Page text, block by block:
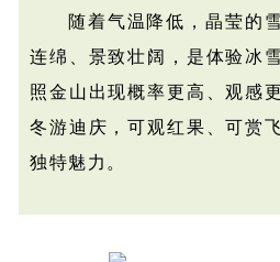
随着气温降低， 晶莹的
连绵、景致壮阔，是体验冰
照金山出现概率更高、观感
冬游迪庆，可观红果、可赏
独特魅力。